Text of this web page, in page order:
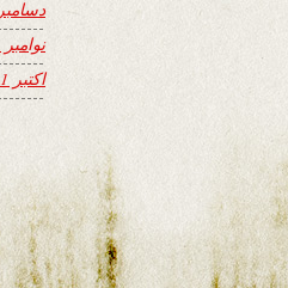
دسامبر 2011
نوامبر 2011
اکتبر 2011